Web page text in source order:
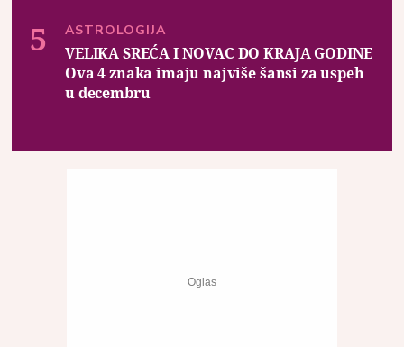
ASTROLOGIJA
VELIKA SREĆA I NOVAC DO KRAJA GODINE
Ova 4 znaka imaju najviše šansi za uspeh
u decembru